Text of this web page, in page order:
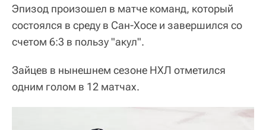
Эпизод произошел в матче команд, который
состоялся в среду в Сан-Хосе и завершился со
счетом 6:3 в пользу "акул".
Зайцев в нынешнем сезоне НХЛ отметился
одним голом в 12 матчах.